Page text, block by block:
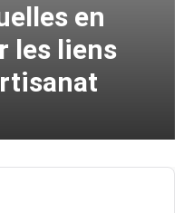
en
les liens